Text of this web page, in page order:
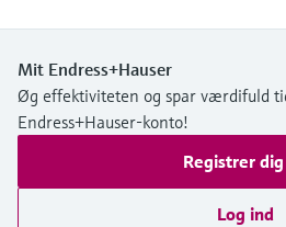
Mit Endress+Hauser
Øg effektiviteten og spar værdifuld
Endress+Hauser-konto!
Registrer
Log ind